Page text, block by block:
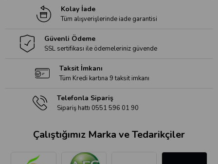
Kolay İade
Tüm alışverişlerinde iade garantisi
Güvenli Ödeme
SSL sertifikası ile ödemeleriniz güvende
Taksit İmkanı
Tüm Kredi kartına 9 taksit imkanı
Telefonla Sipariş
Sipariş hattı 0551 596 01 90
Çalıştığımız Marka ve Tedarikçiler